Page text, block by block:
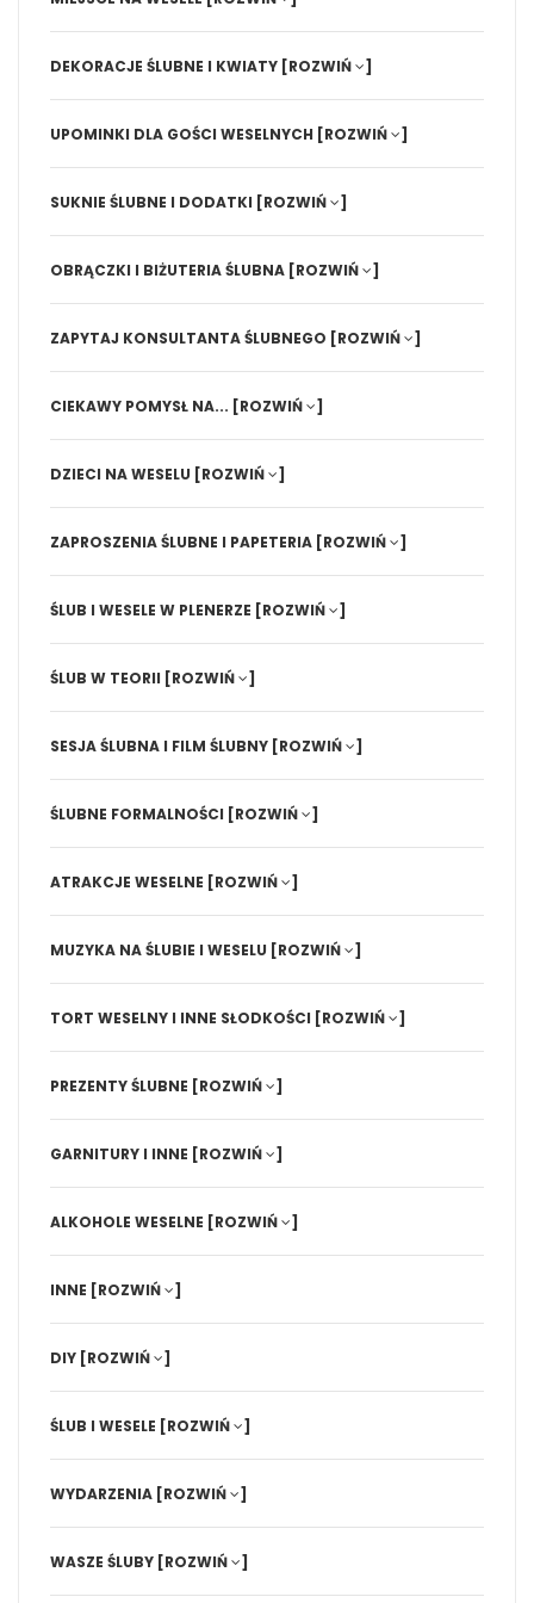
DEKORACJE ŚLUBNE I KWIATY [ROZWIŃ ]
UPOMINKI DLA GOŚCI WESELNYCH [ROZWIŃ ]
SUKNIE ŚLUBNE I DODATKI [ROZWIŃ ]
OBRĄCZKI I BIŻUTERIA ŚLUBNA [ROZWIŃ ]
ZAPYTAJ KONSULTANTA ŚLUBNEGO [ROZWIŃ ]
CIEKAWY POMYSŁ NA... [ROZWIŃ ]
DZIECI NA WESELU [ROZWIŃ ]
ZAPROSZENIA ŚLUBNE I PAPETERIA [ROZWIŃ ]
ŚLUB I WESELE W PLENERZE [ROZWIŃ ]
ŚLUB W TEORII [ROZWIŃ ]
SESJA ŚLUBNA I FILM ŚLUBNY [ROZWIŃ ]
ŚLUBNE FORMALNOŚCI [ROZWIŃ ]
ATRAKCJE WESELNE [ROZWIŃ ]
MUZYKA NA ŚLUBIE I WESELU [ROZWIŃ ]
TORT WESELNY I INNE SŁODKOŚCI [ROZWIŃ ]
PREZENTY ŚLUBNE [ROZWIŃ ]
GARNITURY I INNE [ROZWIŃ ]
ALKOHOLE WESELNE [ROZWIŃ ]
INNE [ROZWIŃ ]
DIY [ROZWIŃ ]
ŚLUB I WESELE [ROZWIŃ ]
WYDARZENIA [ROZWIŃ ]
WASZE ŚLUBY [ROZWIŃ ]